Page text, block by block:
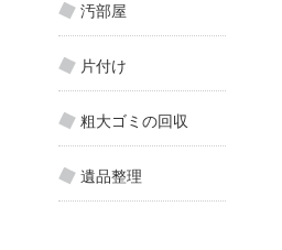
汚部屋
片付け
粗大ゴミの回収
遺品整理